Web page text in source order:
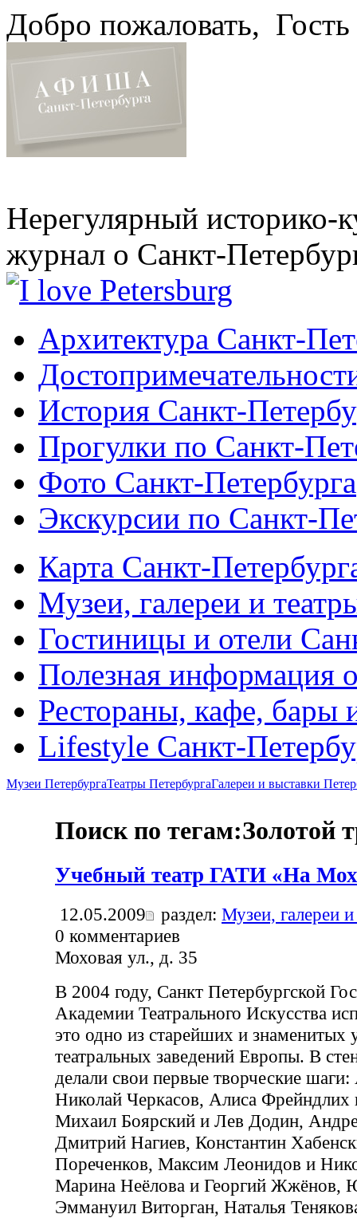
Добро пожаловать, Гость
Нерегулярный историко-
журнал о Санкт-
Архитектура Санкт-
История Санкт-
Прогулки по Санкт-
Фото Санкт-Петербурга
Экскурсии по Санкт-
Карта Санкт-
Музеи, галереи и
Гостиницы и отели
Полезная информация
Рестораны, кафе, бары
Lifestyle Санкт-
Музеи ПетербургаТеатры ПетербургаГалереи и выставки
Поиск по тегам:Золотой
Учебный театр ГАТИ «На
12.05.2009 раздел: Музеи, галереи
0 комментариев
Моховая ул., д. 35
В 2004 году, Санкт Петербургской
Академии Театрального Искусства
это одно из старейших и знаменитых
театральных заведений Европы. В
делали свои первые творческие
Николай Черкасов, Алиса
Михаил Боярский и Лев Додин,
Дмитрий Нагиев, Константин
Пореченков, Максим Леонидов и
Марина Неёлова и Георгий Жжёнов,
Эммануил Виторган, Наталья